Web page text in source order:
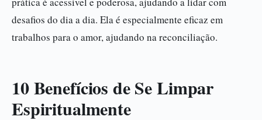
desafios do dia a dia. Ela é especialmente eficaz em
trabalhos para o amor, ajudando na reconciliação.
10 Benefícios de Se Limpar
Espiritualmente